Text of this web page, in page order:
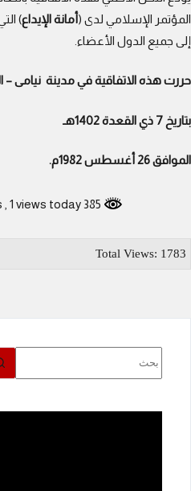
المؤتمر الإسلامي لدى (أمانة الإيداع)
إلى جميع الدول الأعضاء.
حررت هذه الاتفاقية في مدينة نيامى –
بتاريخ 7 ذي القعدة 1402هـ
الموافق 26 أغسطس 1982م.
, 1 views today
Total Views: 1783
توجد